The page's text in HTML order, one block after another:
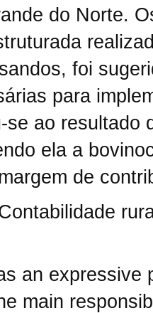
do Norte.
foi
para
se ao resultado
ela a
de
an
main